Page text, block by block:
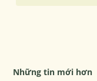
Những tin mới hơn